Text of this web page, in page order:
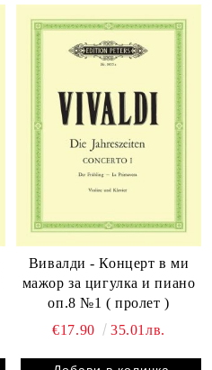
Вивалди - Концерт в ми
мажор за цигулка и пиано
оп.8 №1 ( пролет )
€17.90
35.01лв.